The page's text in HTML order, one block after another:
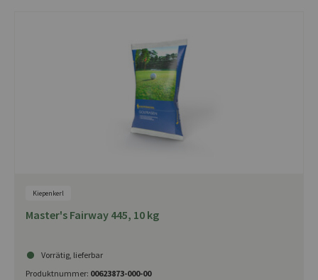
Kiepenkerl
Master's Fairway 445, 10 kg
Vorrätig, lieferbar
Produktnummer: 00623873-000-00